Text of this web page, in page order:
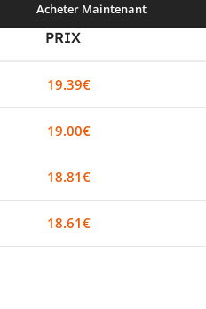
Acheter Maintenant
PRIX
19.39€
19.00€
18.81€
18.61€